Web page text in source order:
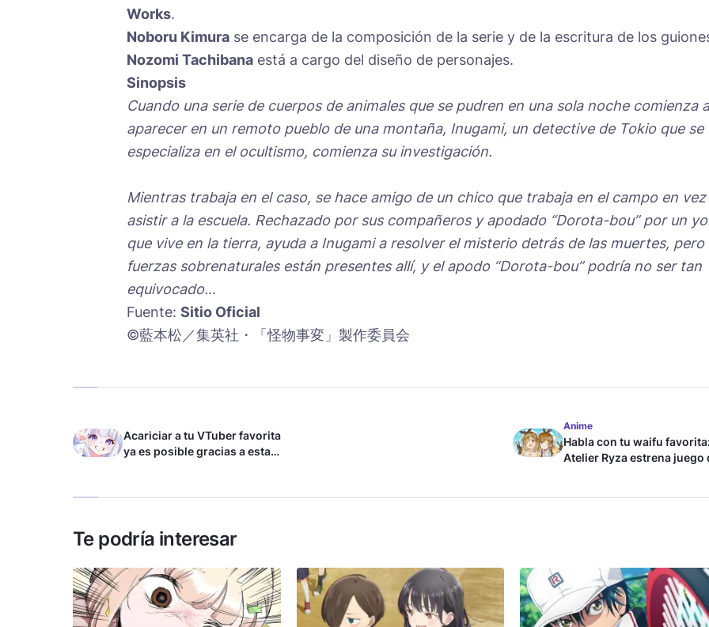
Works.
Noboru Kimura se encarga de la composición de la serie y de la escritura de los
Nozomi Tachibana está a cargo del diseño de personajes.
Sinopsis
Cuando una serie de cuerpos de animales que se pudren en una sola noche comienza a
aparecer en un remoto pueblo de una montaña, Inugami, un detective de Tokio que se
especializa en el ocultismo, comienza su investigación.
Mientras trabaja en el caso, se hace amigo de un chico que trabaja en el campo en vez
asistir a la escuela. Rechazado por sus compañeros y apodado “Dorota-bou” por un
que vive en la tierra, ayuda a Inugami a resolver el misterio detrás de las muertes, pero
fuerzas sobrenaturales están presentes allí, y el apodo “Dorota-bou” podría no ser tan
equivocado…
Fuente: Sitio Oficial
©藍本松／集英社・「怪物事変」製作委員会
Acariciar a tu VTuber favorita
ya es posible gracias a esta
Anime
Habla con tu waifu
Atelier Ryza estrena juego
Te podría interesar